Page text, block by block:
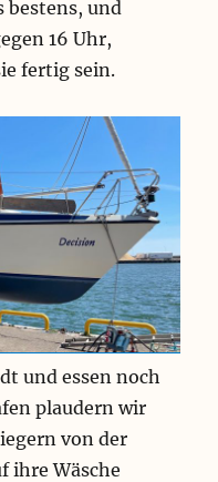
bestens, und
16 Uhr,
fertig sein.
und essen noch
plaudern wir
von der
ihre Wäsche